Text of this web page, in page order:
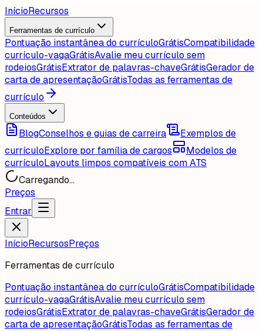
InícioRecursos
Ferramentas de currículo
Pontuação instantânea do currículoGrátisCompatibilidade
currículo-vagaGrátisAvalie meu currículo sem
rodeiosGrátisExtrator de palavras-chaveGrátisGerador de
carta de apresentaçãoGrátisTodas as ferramentas de
currículo
Conteúdos
BlogConselhos e guias de carreira
Exemplos de
currículoExplore por família de cargos
Modelos de
currículoLayouts limpos compatíveis com ATS
Carregando...
Preços
Entrar
InícioRecursosPreços
Ferramentas de currículo
Pontuação instantânea do currículoGrátisCompatibilidade
currículo-vagaGrátisAvalie meu currículo sem
rodeiosGrátisExtrator de palavras-chaveGrátisGerador de
carta de apresentaçãoGrátisTodas as ferramentas de